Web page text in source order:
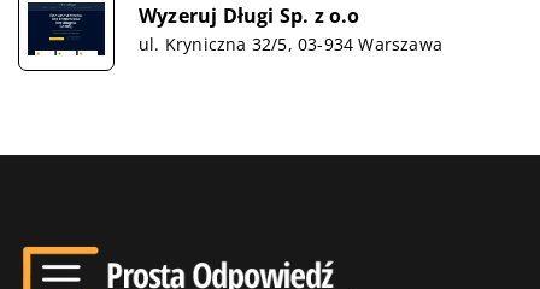
Wyzeruj Długi Sp. z o.o
ul. Kryniczna 32/5, 03-934 Warszawa